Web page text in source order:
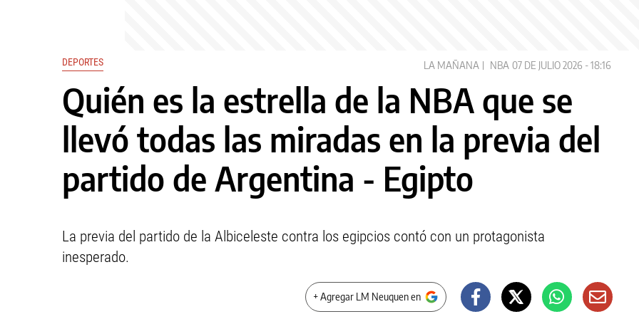
DEPORTES LA MAÑANA NBA 07 DE JULIO 2026 - 18:16
Quién es la estrella de la NBA que se
llevó todas las miradas en la previa del
partido de Argentina - Egipto
La previa del partido de la Albiceleste contra los egipcios contó con un protagonista
inesperado.
+ Agregar LM Neuquen en